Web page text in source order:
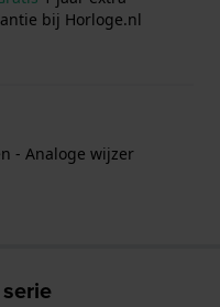
bij Horloge.nl
- Analoge wijzer